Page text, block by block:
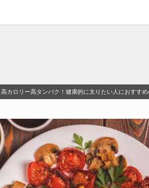
カロリー高タンパク！健康的に太りたい人におすす